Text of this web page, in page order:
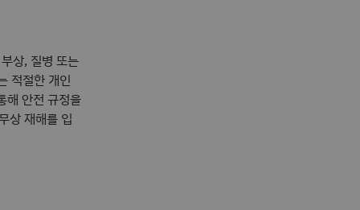
상, 질병 또는
적절한 개인
해 안전 규정을
상 재해를 입